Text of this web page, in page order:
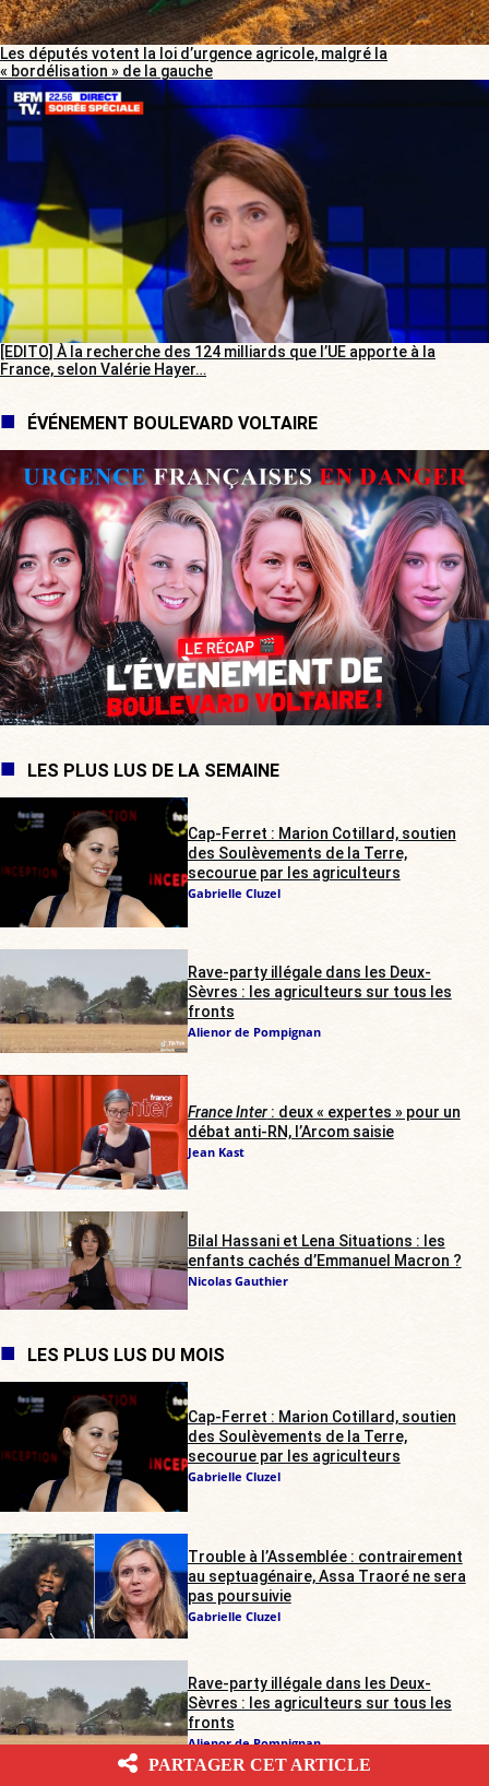
Les députés votent la loi d’urgence agricole, malgré la
« bordélisation » de la gauche
[EDITO] À la recherche des 124 milliards que l’UE apporte à la
France, selon Valérie Hayer…
ÉVÉNEMENT BOULEVARD VOLTAIRE
LES PLUS LUS DE LA SEMAINE
Cap-Ferret : Marion Cotillard, soutien
des Soulèvements de la Terre,
secourue par les agriculteurs
Gabrielle Cluzel
Rave-party illégale dans les Deux-
Sèvres : les agriculteurs sur tous les
fronts
Alienor de Pompignan
France Inter: deux « expertes » pour un
débat anti-RN, l’Arcom saisie
Jean Kast
Bilal Hassani et Lena Situations : les
enfants cachés d’Emmanuel Macron ?
Nicolas Gauthier
LES PLUS LUS DU MOIS
Cap-Ferret : Marion Cotillard, soutien
des Soulèvements de la Terre,
secourue par les agriculteurs
Gabrielle Cluzel
Trouble à l’Assemblée : contrairement
au septuagénaire, Assa Traoré ne sera
pas poursuivie
Gabrielle Cluzel
Rave-party illégale dans les Deux-
Sèvres : les agriculteurs sur tous les
fronts
Alienor de Pompignan
PARTAGER CET ARTICLE